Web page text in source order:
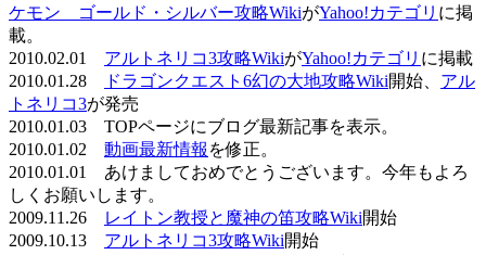
ケモン ゴールド・シルバー攻略WikiがYahoo!カテゴリ に掲
載。
2010.02.01 アルトネリコ3攻略WikiがYahoo!カテゴリ に掲載
2010.01.28
ドラゴンクエスト6幻の大地攻略Wiki開始、 アル
トネリコ3が発売
2010.01.03 TOPページにブログ最新記事を表示。
2010.01.02 動画最新情報 を修正。
2010.01.01 あけましておめでとうございます。今年もよろ
しくお願いします。
2009.11.26
レイトン教授と魔神の笛攻略Wiki開始
2009.10.13 アルトネリコ3攻略Wiki開始